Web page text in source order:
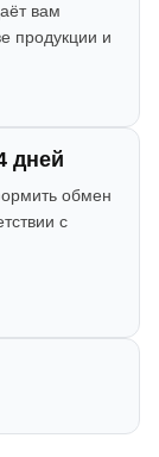
вам
продукции и
дней
обмен
с